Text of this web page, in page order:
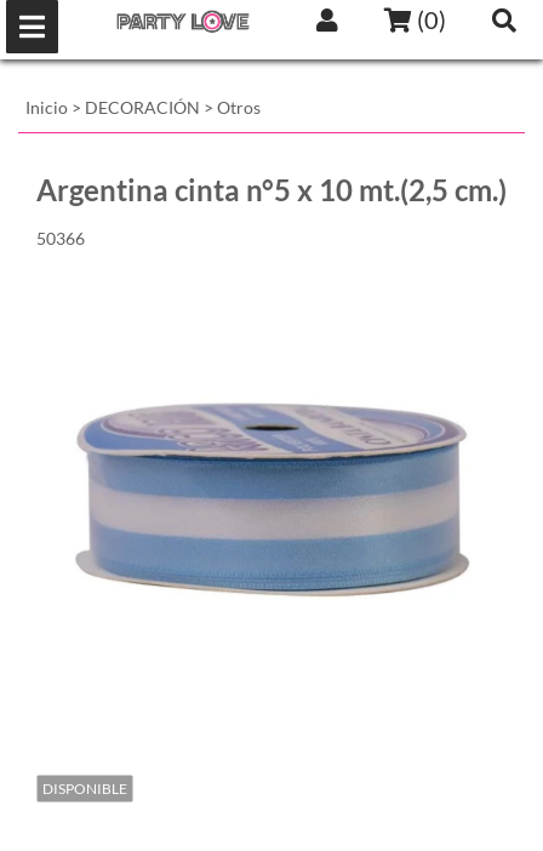
(0)
Inicio > DECORACIÓN > Otros
Argentina cinta n°5 x 10 mt.(2,5 cm.)
50366
DISPONIBLE